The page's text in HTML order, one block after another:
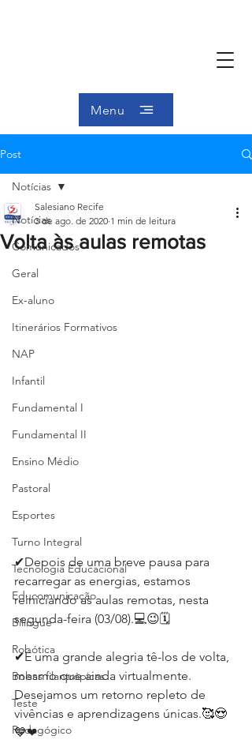
Menu
Post
Notícias
Comunicados
Geral
Ex-aluno
Itinerários Formativos
NAP
Infantil
Fundamental I
Fundamental II
Ensino Médio
Pastoral
Esportes
Turno Integral
Tecnologia Educacional
Educomunicação
Bilíngue
Robótica
Bolsas filantrópicas
Teste
Pedagógico
Notícias
Volta às aulas remotas
Salesiano Recife
3 de ago. de 2020 1 min de leitura
✔Depois de uma breve pausa para
recarregar as energias, estamos
reiniciando as aulas remotas, nesta
segunda-feira (03/08).💻😉🗓⁣
✔É uma grande alegria tê-los de volta,
mesmo que ainda virtualmente.
Desejamos um retorno repleto de
vivências e aprendizagens únicas.🥰😍
💙❤⁣